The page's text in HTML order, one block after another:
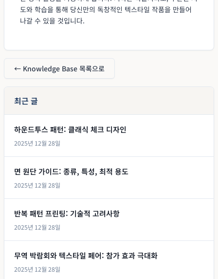
도와 학습을 통해 당신만의 독창적인 텍스타일 작품을 만들어
나갈 수 있을 것입니다.
← Knowledge Base 목록으로
최근 글
하운드투스 패턴: 클래식 체크 디자인
2025년 12월 28일
면 원단 가이드: 종류, 특성, 최적 용도
2025년 12월 28일
반복 패턴 프린팅: 기술적 고려사항
2025년 12월 28일
무역 박람회와 텍스타일 페어: 참가 효과 극대화
2025년 12월 28일